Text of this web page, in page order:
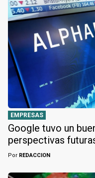
EMPRESAS
Google tuvo un
perspectivas
Por REDACCION